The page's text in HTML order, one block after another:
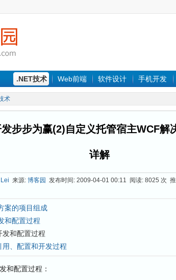
.NET技术 Web前端 软件设计 手机开发
术
步步为赢(2)自定义托管宿主WCF解
详解
来源: 博客园 发布时间: 2009-04-01 00:11 阅读: 8025 次
案的项目组成
和配置过程
发和配置过程
、配置和开发过程
和配置过程：